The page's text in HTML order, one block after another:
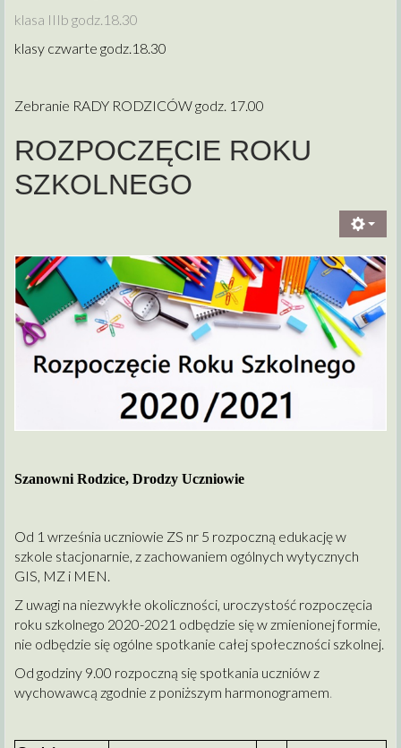
klasa IIIb godz.18.30
klasy czwarte godz.18.30
Zebranie RADY RODZICÓW godz. 17.00
ROZPOCZĘCIE ROKU
SZKOLNEGO
Szanowni Rodzice, Drodzy Uczniowie
Od 1 września uczniowie ZS nr 5 rozpoczną edukację w
szkole stacjonarnie, z zachowaniem ogólnych wytycznych
GIS, MZ i MEN.
Z uwagi na niezwykłe okoliczności, uroczystość rozpoczęcia
roku szkolnego 2020-2021 odbędzie się w zmienionej formie,
nie odbędzie się ogólne spotkanie całej społeczności szkolnej.
Od godziny 9.00 rozpoczną się spotkania uczniów z
wychowawcą zgodnie z poniższym harmonogramem.